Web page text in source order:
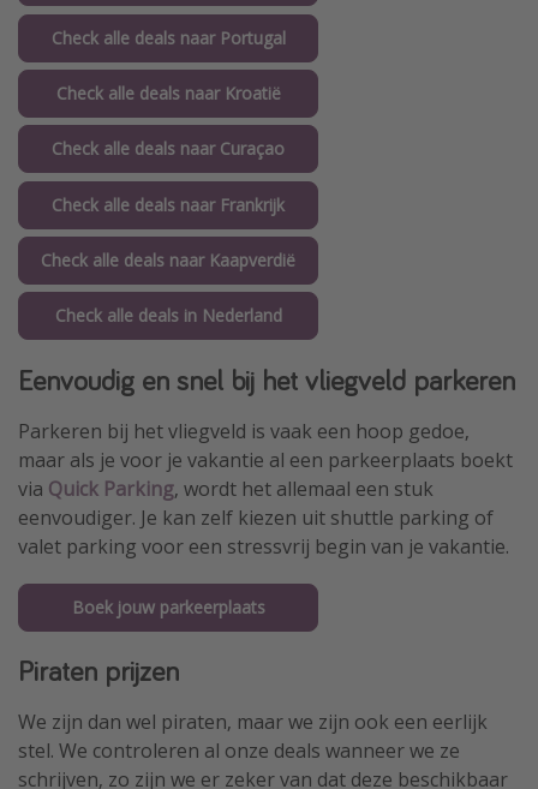
Check alle deals naar Portugal
Check alle deals naar Kroatië
Check alle deals naar Curaçao
Check alle deals naar Frankrijk
Check alle deals naar Kaapverdië
Check alle deals in Nederland
Eenvoudig en snel bij het vliegveld parkeren
Parkeren bij het vliegveld is vaak een hoop gedoe,
maar als je voor je vakantie al een parkeerplaats boekt
via Quick Parking, wordt het allemaal een stuk
eenvoudiger. Je kan zelf kiezen uit shuttle parking of
valet parking voor een stressvrij begin van je vakantie.
Boek jouw parkeerplaats
Piraten prijzen
We zijn dan wel piraten, maar we zijn ook een eerlijk
stel. We controleren al onze deals wanneer we ze
schrijven, zo zijn we er zeker van dat deze beschikbaar